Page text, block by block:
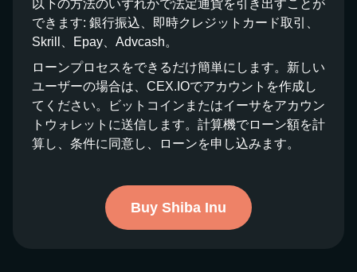
以下の方法のいずれかで法定通貨を引き出すことが
できます: 銀行振込、即時クレジットカード取引、
Skrill、Epay、Advcash。
ローンプロセスをできるだけ簡単にします。新しい
ユーザーの場合は、CEX.IOでアカウントを作成し
てください。ビットコインまたはイーサをアカウン
トウォレットに送信します。計算機でローン額を計
算し、条件に同意し、ローンを申し込みます。
Buy Shiba Inu